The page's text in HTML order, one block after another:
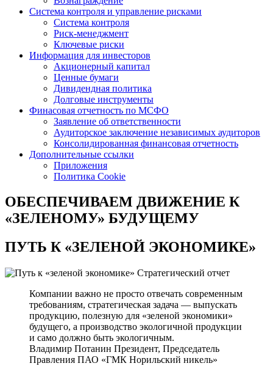
Система контроля и управление рисками
Система контроля
Риск-менеджмент
Ключевые риски
Информация для инвесторов
Акционерный капитал
Ценные бумаги
Дивидендная политика
Долговые инструменты
Финасовая отчетность по МСФО
Заявление об ответственности
Аудиторское заключение независимых аудиторов
Консолидированная финансовая отчетность
Дополнительные ссылки
Приложения
Политика Cookie
ОБЕСПЕЧИВАЕМ ДВИЖЕНИЕ К
«ЗЕЛЕНОМУ» БУДУЩЕМУ
ПУТЬ К«ЗЕЛЕНОЙ ЭКОНОМИКЕ»
Стратегический отчет
Компании важно не просто отвечать современным
требованиям, стратегическая задача — выпускать
продукцию, полезную для «зеленой экономики»
будущего, а производство экологичной продукции
и само должно быть экологичным.
Владимир Потанин Президент, Председатель
Правления ПАО «ГМК Норильский никель»